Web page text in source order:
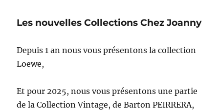
Les nouvelles Collections Chez Joanny
Depuis 1 an nous vous présentons la collection
Loewe,
Et pour 2025, nous vous présentons une partie
de la Collection Vintage, de Barton PEIRRERA,